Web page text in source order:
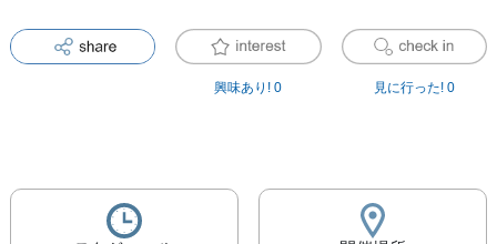
興味あり! 0 見に行った! 0